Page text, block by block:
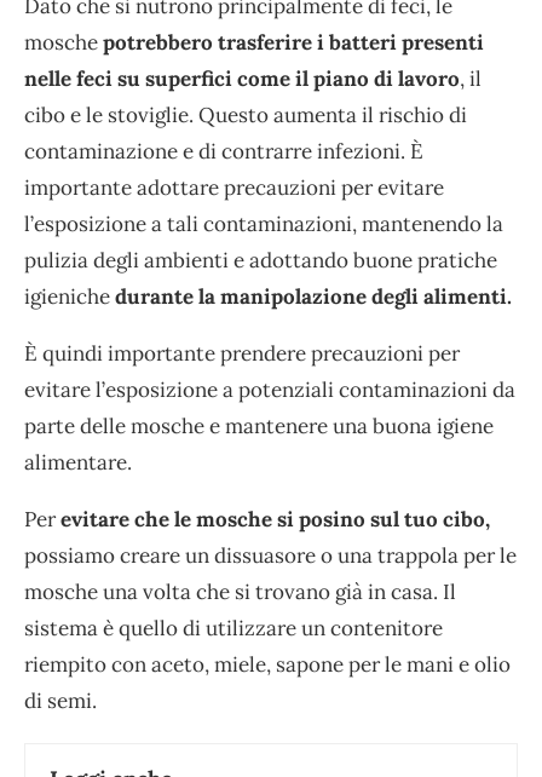
Dato che si nutrono principalmente di feci, le
moschepotrebbero trasferire i batteri presenti
nelle feci su superfici come il piano di lavoro, il
cibo e le stoviglie. Questo aumenta il rischio di
contaminazione e di contrarre infezioni. È
importante adottare precauzioni per evitare
l’esposizione a tali contaminazioni, mantenendo la
pulizia degli ambienti e adottando buone pratiche
igienichedurante la manipolazione degli alimenti.
È quindi importante prendere precauzioni per
evitare l’esposizione a potenziali contaminazioni da
parte delle mosche e mantenere una buona igiene
alimentare.
Perevitare che le mosche si posino sul tuo cibo,
possiamo creare un dissuasore o una trappola per le
mosche una volta che si trovano già in casa. Il
sistema è quello di utilizzare un contenitore
riempito con aceto, miele, sapone per le mani e olio
di semi.